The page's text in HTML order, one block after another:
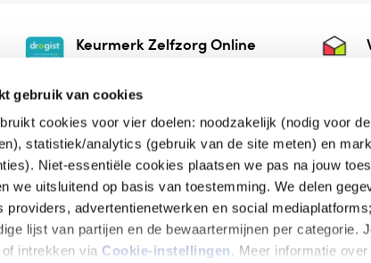
gebruik van cookies
cookies voor vier doelen: noodzakelijk (nodig voor
statistiek/analytics (gebruik van de site meten) en
Niet-essentiële cookies plaatsen we pas na jouw
we uitsluitend op basis van toestemming. We delen
providers, advertentienetwerken en social
lijst van partijen en de bewaartermijnen per categorie.
intrekken via Cookie-instellingen. Meer informatie
Keurmerk Zelfzorg Online
online.
de vriendelijke
Cookieverklaring Disclaimer